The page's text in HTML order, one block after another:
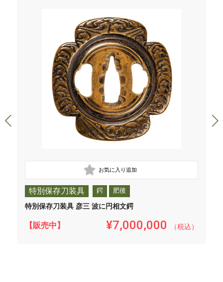
特別保存刀装具 鍔 肥後
特別保存刀装具 彦三 波に円相文鍔
【販売中】 ¥7,000,000 （税込）